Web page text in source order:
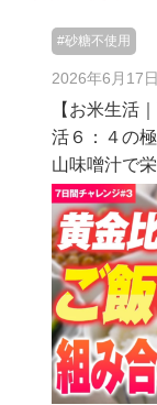
#砂糖不使用
2026年6月17日
【お米生活
活６：４の
山味噌汁で